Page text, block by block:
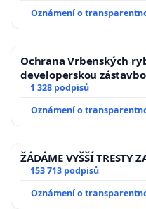
Oznámení o
Ochrana Vrbenských
developerskou
1 328 podpisů
Oznámení o
ŽÁDÁME VYŠŠÍ TRESTY
153 713 podpisů
Oznámení o